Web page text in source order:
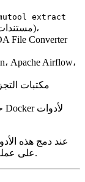
extract
عند دمج هذه
على عملية تحويل قابلة للتكرار، مُدقَّقة، وقابلة للمراجعة.